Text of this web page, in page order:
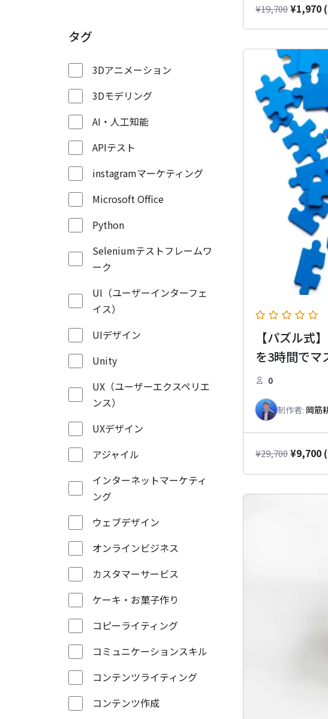
タグ
3Dアニメーション
3Dモデリング
AI・人工知能
APIテスト
instagramマーケティング
Microsoft Office
Python
Seleniumテストフレームワ
ーク
UI（ユーザーインターフェ
イス）
UIデザイン
Unity
UX（ユーザーエクスペリエ
ンス）
UXデザイン
アジャイル
インターネットマーケティ
ング
ウェブデザイン
オンラインビジネス
カスタマーサービス
ケーキ・お菓子作り
コピーライティング
コミュニケーションスキル
コンテンツライティング
コンテンツ作成
¥19,700¥1,970
【パズル式
を3時間でマ
0
制作者: 岡筋
¥29,700¥9,700